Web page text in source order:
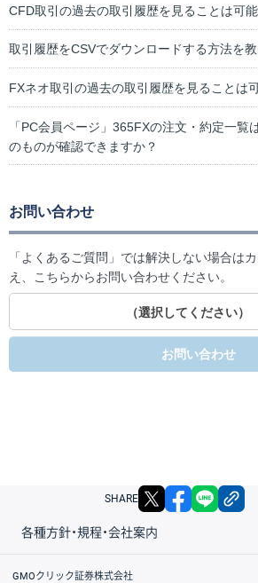
CFD取引の過去の取引履歴を見ることは可
取引履歴をCSVでダウンロードする方法を教
FXネオ取引の過去の取引履歴を見ることは
「PC会員ページ」365FXの注文・約定一覧
のものが確認できますか？
お問い合わせ
「よくあるご質問」では解決しない場合は
え、こちらからお問い合わせください。
（選択してください）
お問い合わせ
SHARE X
各種方針・規程・会社案内
取引規程・約款
サイトマップ
その他のご案内
個人情報保護方針
最良執行方針
サイトのご利用について
ディスクレイマー
信託保全
リスク説明
会社案内
GMOクリック証券株式会社